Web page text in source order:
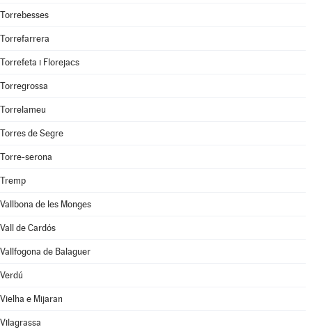
Torrebesses
Torrefarrera
Torrefeta i Florejacs
Torregrossa
Torrelameu
Torres de Segre
Torre-serona
Tremp
Vallbona de les Monges
Vall de Cardós
Vallfogona de Balaguer
Verdú
Vielha e Mijaran
Vilagrassa